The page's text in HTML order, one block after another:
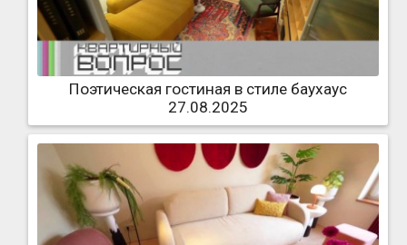
Поэтическая гостиная в стиле баухаус
27.08.2025